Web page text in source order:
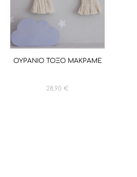
ΟΥΡΑΝΙΟ ΤΟΞΟ ΜΑΚΡΑΜΕ
28,90 €